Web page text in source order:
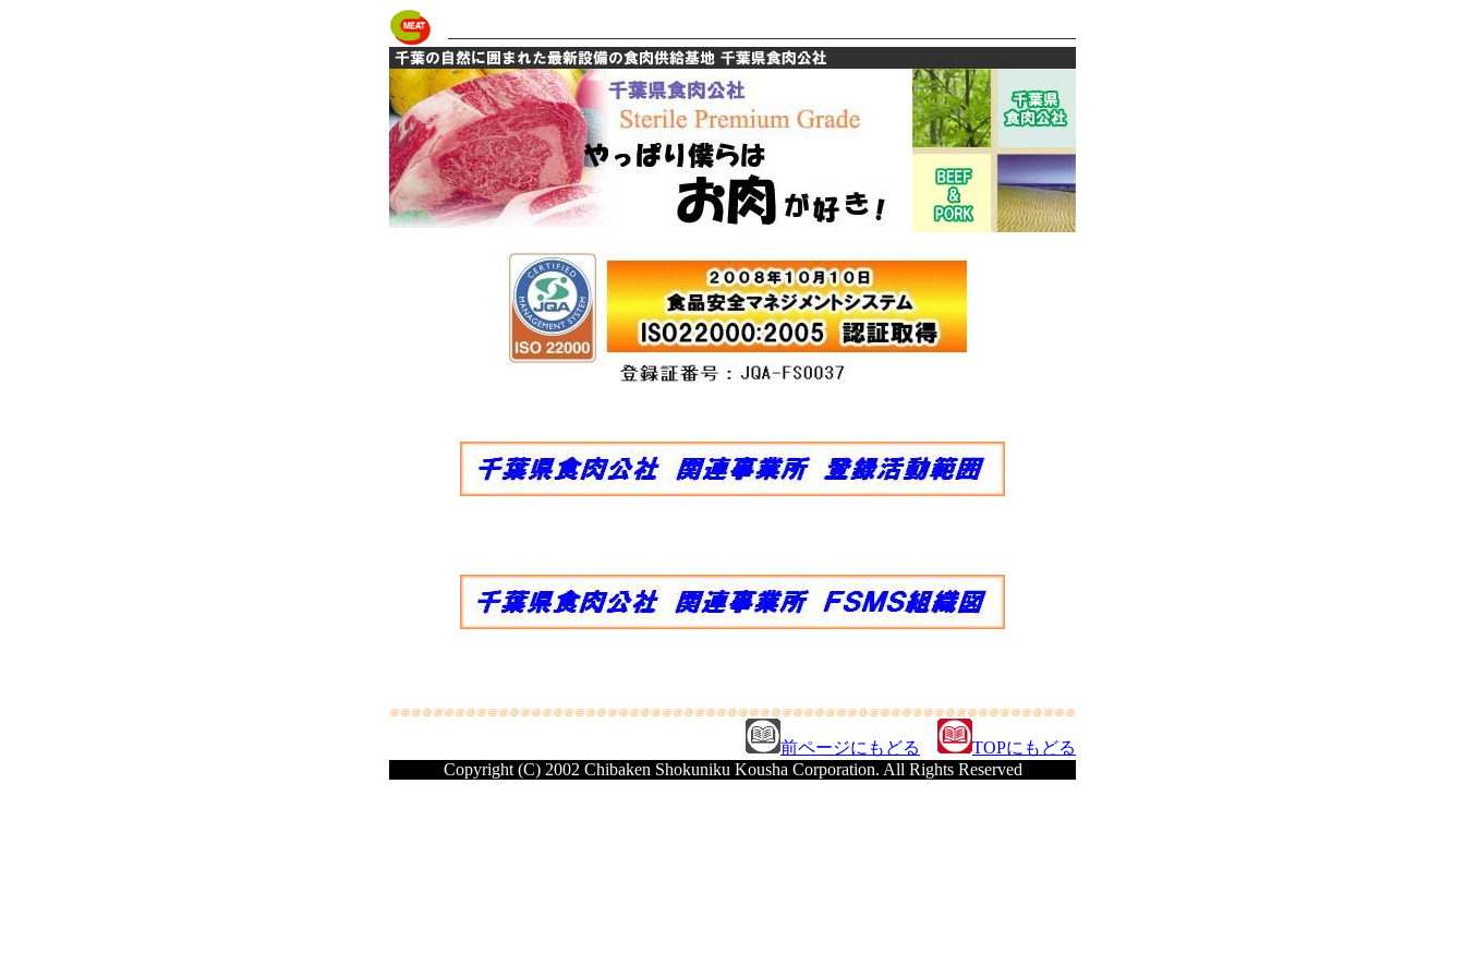
前ページにもどる
TOPにもどる
Copyright (C) 2002 Chibaken Shokuniku Kousha Corporation. All Rights Reserved